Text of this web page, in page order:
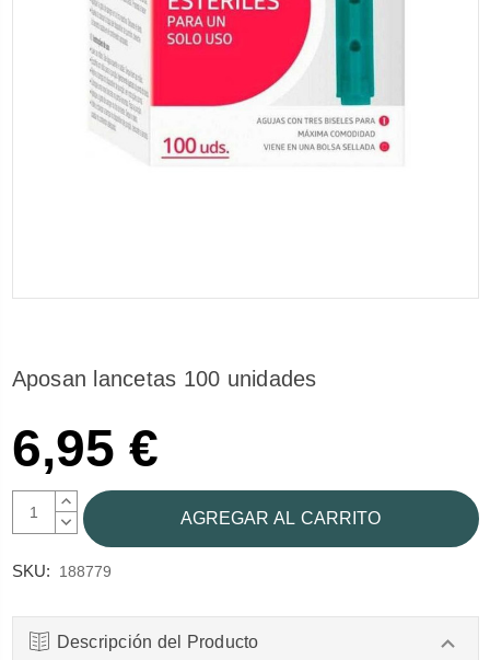
Aposan lancetas 100 unidades
6,95 €
AUMENTAR
CANTIDAD:
DISMINUIR
CANTIDAD:
SKU: 188779
Descripción del Producto